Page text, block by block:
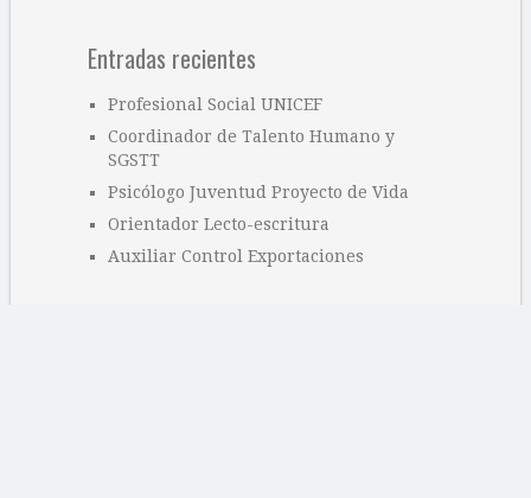
Entradas recientes
Profesional Social UNICEF
Coordinador de Talento Humano y
SGSTT
Psicólogo Juventud Proyecto de Vida
Orientador Lecto-escritura
Auxiliar Control Exportaciones